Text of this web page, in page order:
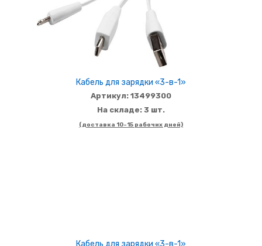
Кабель для зарядки «3-в-1»
Артикул: 13499300
На складе: 3 шт.
(доставка 10-15 рабочих дней)